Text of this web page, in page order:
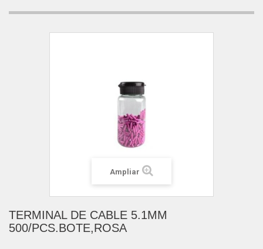
Ampliar
TERMINAL DE CABLE 5.1MM
500/PCS.BOTE,ROSA